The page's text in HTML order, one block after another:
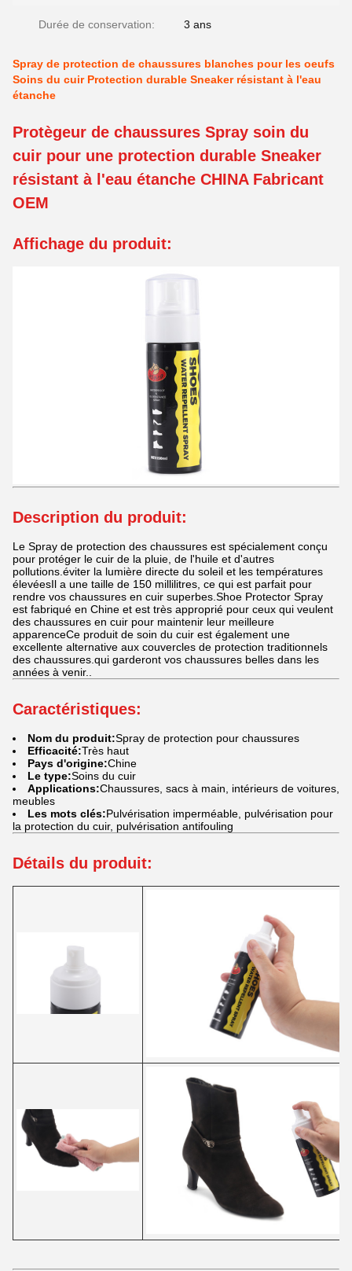
Durée de conservation: 3 ans
Spray de protection de chaussures blanches pour les oeufs
Soins du cuir Protection durable Sneaker résistant à l'eau
étanche
Protègeur de chaussures Spray soin du
cuir pour une protection durable Sneaker
résistant à l'eau étanche CHINA Fabricant
OEM
Affichage du produit:
Description du produit:
Le Spray de protection des chaussures est spécialement conçu
pour protéger le cuir de la pluie, de l'huile et d'autres
pollutions.éviter la lumière directe du soleil et les températures
élevéesIl a une taille de 150 millilitres, ce qui est parfait pour
rendre vos chaussures en cuir superbes.Shoe Protector Spray
est fabriqué en Chine et est très approprié pour ceux qui veulent
des chaussures en cuir pour maintenir leur meilleure
apparenceCe produit de soin du cuir est également une
excellente alternative aux couvercles de protection traditionnels
des chaussures.qui garderont vos chaussures belles dans les
années à venir..
Caractéristiques:
Nom du produit:Spray de protection pour chaussures
Efficacité:Très haut
Pays d'origine:Chine
Le type:Soins du cuir
Applications:Chaussures, sacs à main, intérieurs de voitures,
meubles
Les mots clés:Pulvérisation imperméable, pulvérisation pour
la protection du cuir, pulvérisation antifouling
Détails du produit: